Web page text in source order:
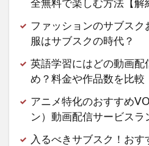
全無料で楽しむ方法【解
ファッションのサブス
服はサブスクの時代？
英語学習にはどの動画配
め？料金や作品数を比較
アニメ特化のおすすめ
ン）動画配信サービスラ
入るべきサブスク！お